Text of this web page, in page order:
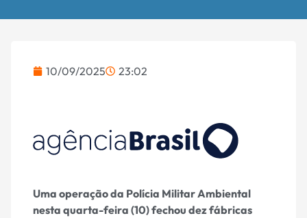
10/09/2025 23:02
Uma operação da Polícia Militar Ambiental
nesta quarta-feira (10) fechou dez fábricas